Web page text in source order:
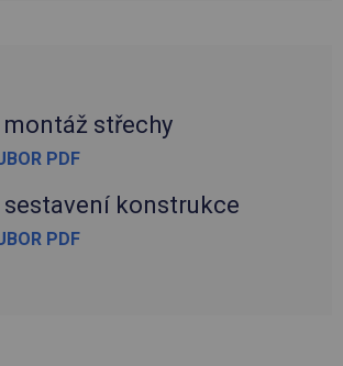
montáž střechy
PDF
sestavení konstrukce
PDF